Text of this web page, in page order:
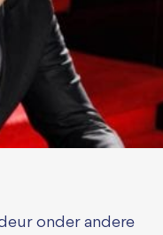
onder andere